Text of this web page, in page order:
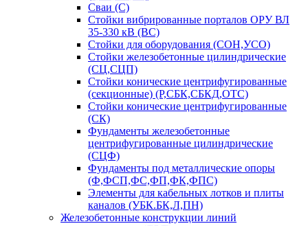
Сваи (С)
Стойки вибрированные порталов ОРУ ВЛ
35-330 кВ (ВС)
Стойки для оборудования (СОН,УСО)
Стойки железобетонные цилиндрические
(СЦ,СЦП)
Стойки конические центрифугированные
(секционные) (Р,СБК,СБКД,ОТС)
Стойки конические центрифугированные
(СК)
Фундаменты железобетонные
центрифугированные цилиндрические
(СЦФ)
Фундаменты под металлические опоры
(Ф,ФСП,ФС,ФП,ФК,ФПС)
Элементы для кабельных лотков и плиты
каналов (УБК.БК,Л,ПН)
Железобетонные конструкции линий